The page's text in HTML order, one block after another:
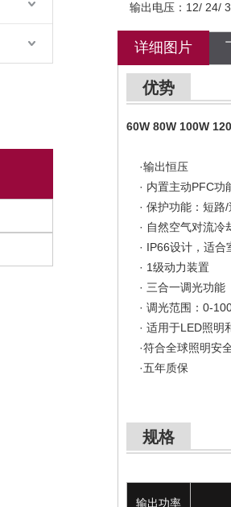
输出电压： 12/ 24/
详细图片
优势
60W 80W 100W
·输出恒压
· 内置主动PFC功
· 保护功能：短路/
· 自然空气对流冷
· IP66设计，适合
· 1级动力装置
· 三合一调光功能
· 调光范围：0-
· 适用于LED照明
·符合全球照明安
·五年质保
规格
输出功率